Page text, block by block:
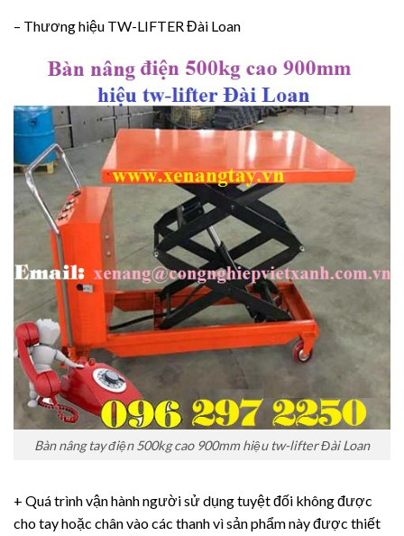
– Thương hiệu TW-LIFTER Đài Loan
Bàn nâng tay điện 500kg cao 900mm hiệu tw-lifter Đài Loan
+ Quá trình vận hành người sử dụng tuyệt đối không được
cho tay hoặc chân vào các thanh vì sản phẩm này được thiết